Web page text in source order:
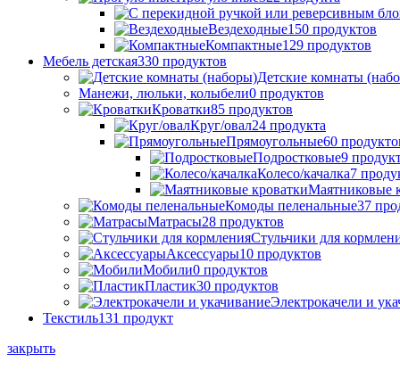
Вездеходные150 продуктов
Компактные129 продуктов
Мебель детская330 продуктов
Детские комнаты
Манежи, люльки, колыбели0 продуктов
Кроватки85 продуктов
Круг/овал24 продукта
Прямоугольные60
Подростковые9
Колесо/качалка7
Маятниковые
Комоды пеленальные37
Матрасы28 продуктов
Стульчики для
Аксессуары10 продуктов
Мобили0 продуктов
Пластик30 продуктов
Электрокачели и
Текстиль131 продукт
закрыть